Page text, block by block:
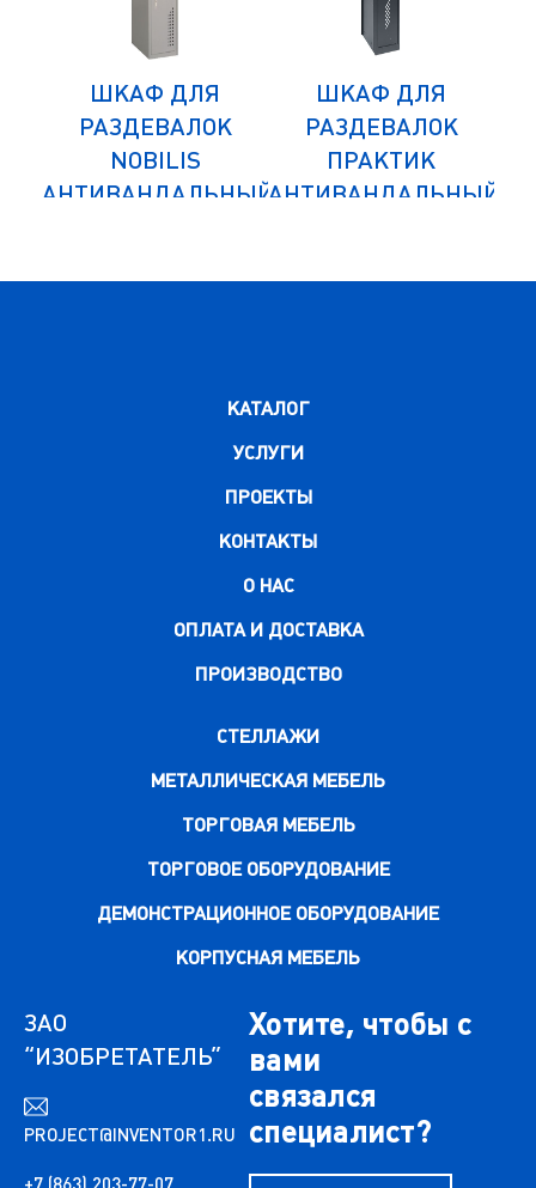
ШКАФ ДЛЯ
РАЗДЕВАЛОК
NOBILIS
АНТИВАНДАЛЬНЫЙ
ШКАФ ДЛЯ
РАЗДЕВАЛОК
ПРАКТИК
АНТИВАНДАЛЬНЫЙ
КАТАЛОГ
УСЛУГИ
ПРОЕКТЫ
КОНТАКТЫ
О НАС
ОПЛАТА И ДОСТАВКА
ПРОИЗВОДСТВО
СТЕЛЛАЖИ
МЕТАЛЛИЧЕСКАЯ МЕБЕЛЬ
ТОРГОВАЯ МЕБЕЛЬ
ТОРГОВОЕ ОБОРУДОВАНИЕ
ДЕМОНСТРАЦИОННОЕ ОБОРУДОВАНИЕ
КОРПУСНАЯ МЕБЕЛЬ
ЗАО
“ИЗОБРЕТАТЕЛЬ”
PROJECT@INVENTOR1.RU
+7 (863) 203-77-07
Хотите, чтобы с
вами
связался
специалист?